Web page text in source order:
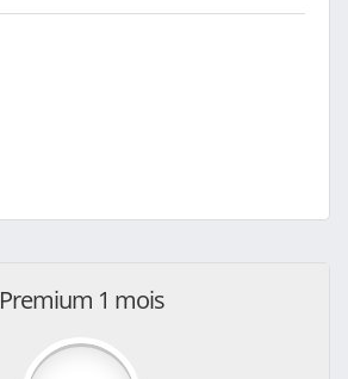
Premium 1 mois